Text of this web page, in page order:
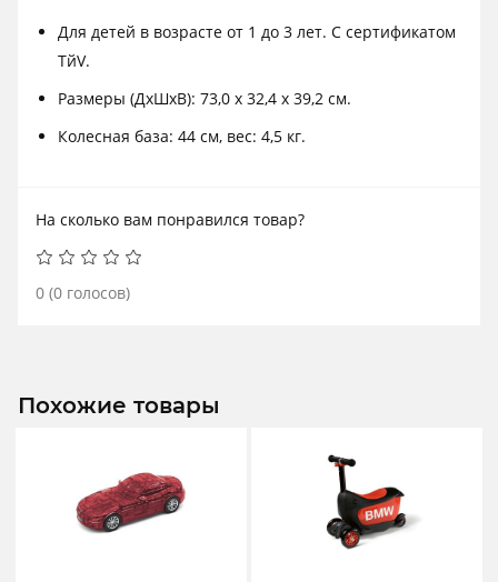
Для детей в возрасте от 1 до 3 лет. С сертификатом
TйV.
Размеры (ДxШxВ): 73,0 x 32,4 x 39,2 см.
Колесная база: 44 см, вес: 4,5 кг.
На сколько вам понравился товар?
0 (0 голосов)
Похожие товары